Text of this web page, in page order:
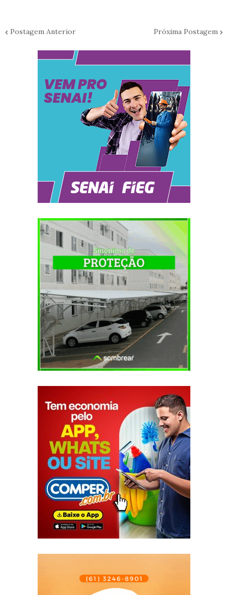
Postagem Anterior Próxima Postagem